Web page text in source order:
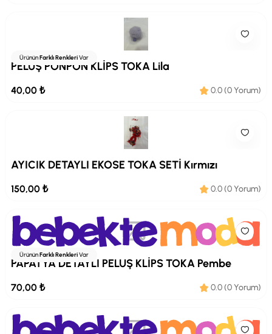
ÜrününFarklı RenkleriVar
PELUŞ PONPON KLİPS TOKA Lila
40,00 ₺ 0.0 (0 Yorum)
AYICIK DETAYLI EKOSE TOKA SETİ Kırmızı
150,00 ₺ 0.0 (0 Yorum)
ÜrününFarklı RenkleriVar
PAPATYA DETAYLI PELUŞ KLİPS TOKA Pembe
70,00 ₺ 0.0 (0 Yorum)